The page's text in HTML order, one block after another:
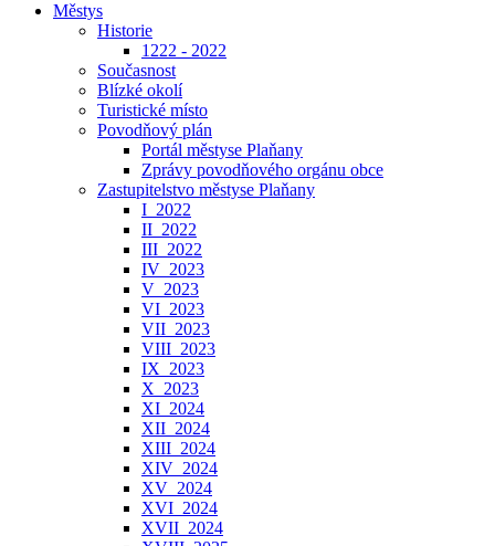
Městys
Historie
1222 - 2022
Současnost
Blízké okolí
Turistické místo
Povodňový plán
Portál městyse Plaňany
Zprávy povodňového orgánu obce
Zastupitelstvo městyse Plaňany
I_2022
II_2022
III_2022
IV_2023
V_2023
VI_2023
VII_2023
VIII_2023
IX_2023
X_2023
XI_2024
XII_2024
XIII_2024
XIV_2024
XV_2024
XVI_2024
XVII_2024